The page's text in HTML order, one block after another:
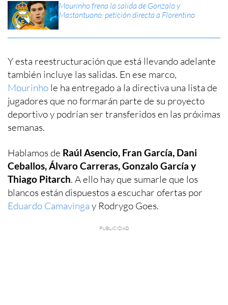
Mourinho frena la salida de Gonzalo y
Mastantuono: petición directa a Florentino
Y esta reestructuración que está llevando adelante
también incluye las salidas. En ese marco,
Mourinho le ha entregado a la directiva una lista de
jugadores que no formarán parte de su proyecto
deportivo y podrían ser transferidos en las próximas
semanas.
Hablamos de Raúl Asencio, Fran García, Dani
Ceballos, Álvaro Carreras, Gonzalo García y
Thiago Pitarch. A ello hay que sumarle que los
blancos están dispuestos a escuchar ofertas por
Eduardo Camavinga y Rodrygo Goes.